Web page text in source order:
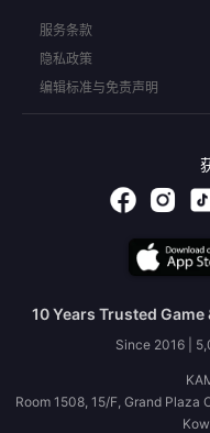
服务条款
隐私政策
编辑标准与免责声明
10 Years Trusted
Since 2016 |
Room 1508, 15/F, Grand Plaza